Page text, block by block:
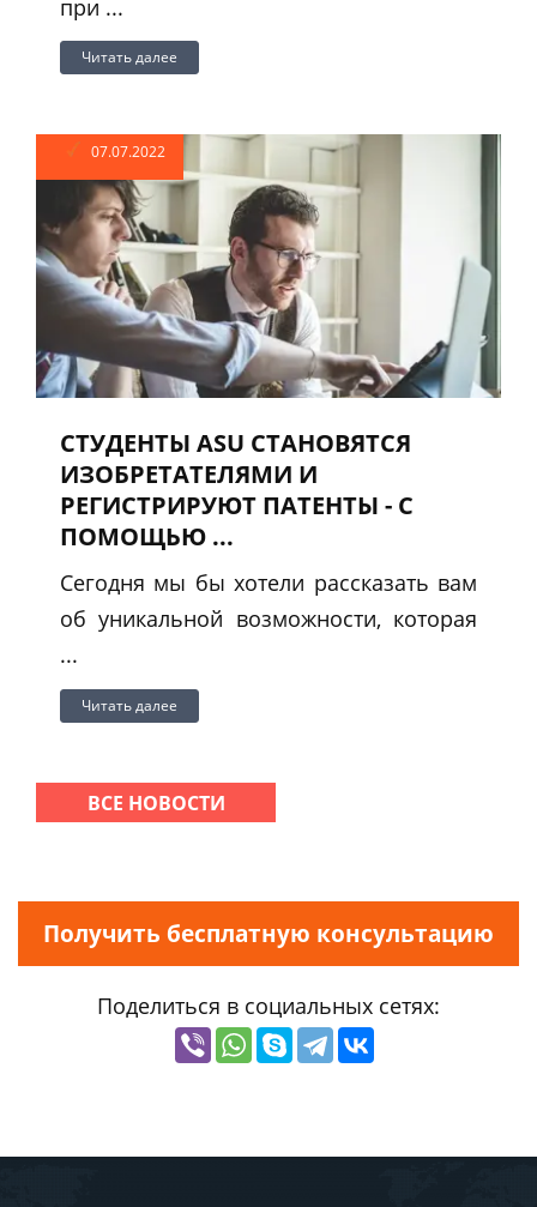
при ...
Читать далее
07.07.2022
СТУДЕНТЫ ASU СТАНОВЯТСЯ
ИЗОБРЕТАТЕЛЯМИ И
РЕГИСТРИРУЮТ ПАТЕНТЫ - С
ПОМОЩЬЮ ...
Сегодня мы бы хотели рассказать вам
об уникальной возможности, которая
...
Читать далее
ВСЕ НОВОСТИ
Получить бесплатную консультацию
Поделиться в социальных сетях: